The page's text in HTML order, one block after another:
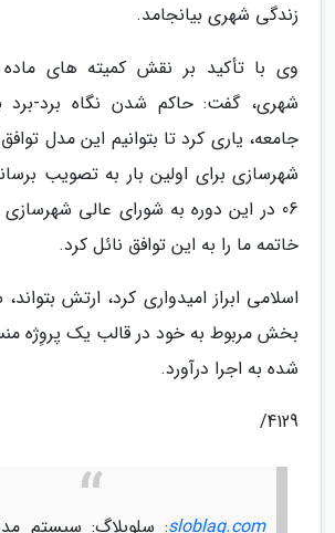
زندگی شهری بیانجامد.
وی با تأکید بر نقش کمیته های
شهری، گفت: حاکم شدن نگاه برد-برد
جامعه، یاری کرد تا بتوانیم این مدل
شهرسازی برای اولین بار به تصویب
06 در این دوره به شورای عالی
خاتمه ما را به این توافق نائل کرد.
اسلامی ابراز امیدواری کرد، ارتش
بخش مربوط به خود در قالب یک پروِژه
شده به اجرا درآورد.
4129/
sloblag.com: سلوبلاگ: سیستم